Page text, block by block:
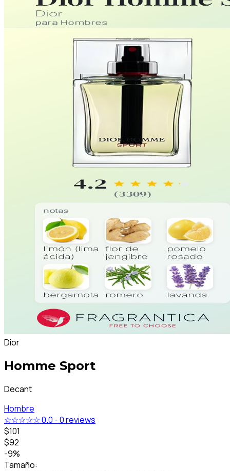
Dior
Homme Sport
Decant
Hombre
☆☆☆☆☆0.0 -0 reviews
$101
$92
-9%
Tamaño: